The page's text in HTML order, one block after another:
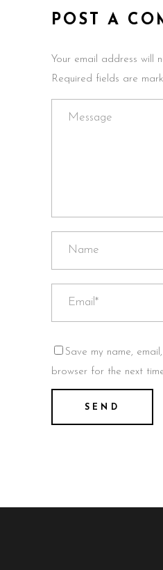
POST A
Your email address will
Required fields are
Save my name,
browser for the next